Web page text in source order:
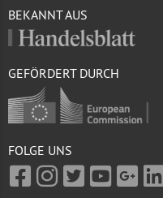
BEKANNT AUS
GEFÖRDERT DURCH
FOLGE UNS